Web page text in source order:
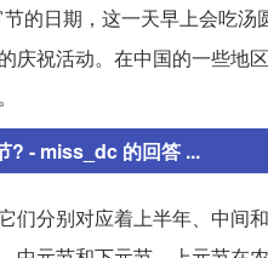
的日期，这一天早上会吃
庆祝活动。在中国的一些地
? - miss_dc 的回答 ...
分别对应着上半年、中间